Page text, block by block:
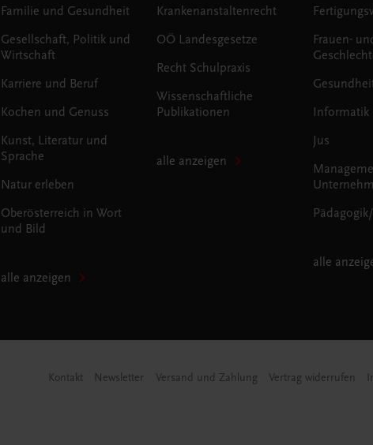
Familie und Gesundheit
Gesellschaft, Politik und
Wirtschaft
Karriere und Beruf
Kochen und Genuss
Kunst, Literatur und
Sprache
Natur erleben
Oberösterreich in Wort
und Bild
alle anzeigen
Krankenanstaltenrecht
OÖ Landesgesetze
Recht Schulpraxis
Wissenschaftliche
Publikationen
alle anzeigen
Frauen-
Informatik
Jus
alle
Kontakt Newsletter Versand und Zahlung Vertrag widerrufen